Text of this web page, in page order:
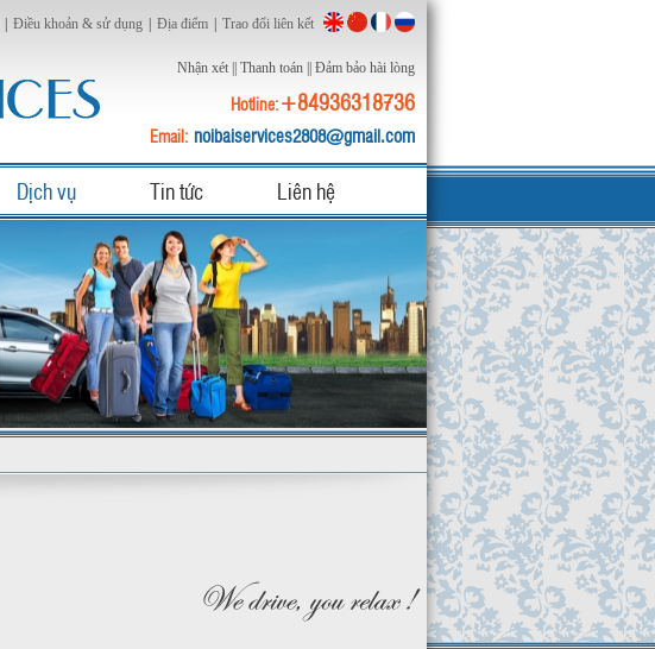
Điều khoản & sử dụng Địa điểm Trao đổi liên kết
Nhận xét Thanh toán Đảm bảo hài lòng
Hotline:+84936318736
Email: noibaiservices2808@gmail.com
Dịch vụ Tin tức Liên hệ